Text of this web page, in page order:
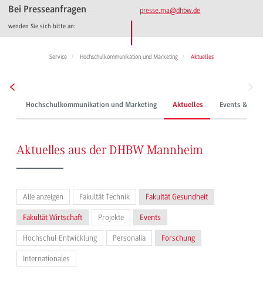
Bei Presseanfragen
wenden Sie sich bitte an:
presse.ma@dhbw.de
Service Hochschulkommunikation und Marketing Aktuelles
Hochschulkommunikation und Marketing Aktuelles Events &
Aktuelles aus der DHBW Mannheim
Alle anzeigen Fakultät Technik Fakultät Gesundheit
Fakultät Wirtschaft Projekte Events
Hochschul-Entwicklung Personalia Forschung
Internationales